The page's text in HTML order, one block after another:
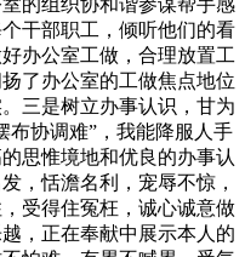
的组织协和谐参谋帮手感
干部职工，倾听他们的看
办公室工做，合理放置工
了办公室的工做焦点地位
三是树立办事认识，甘为
布协调难”，我能降服人手
思惟境地和优良的办事认
，恬澹名利，宠辱不惊，
受得住冤枉，诚心诚意做
，正在奉献中展示本人的